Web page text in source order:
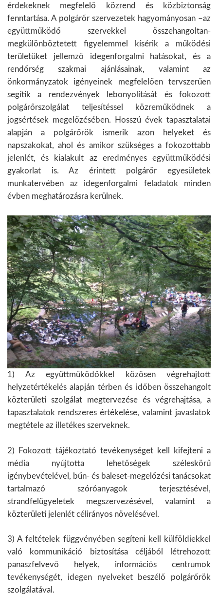
érdekeknek megfelelő közrend és közbiztonság
fenntartása. A polgárőr szervezetek hagyományosan –az
együttműködő szervekkel összehangoltan-
megkülönböztetett figyelemmel kísérik a működési
területüket jellemző idegenforgalmi hatásokat, és a
rendőrség szakmai ajánlásainak, valamint az
önkormányzatok igényeinek megfelelően tervszerűen
segítik a rendezvények lebonyolítását és fokozott
polgárőrszolgálat teljesítéssel közreműködnek a
jogsértések megelőzésében. Hosszú évek tapasztalatai
alapján a polgárőrök ismerik azon helyeket és
napszakokat, ahol és amikor szükséges a fokozottabb
jelenlét, és kialakult az eredményes együttműködési
gyakorlat is. Az érintett polgárőr egyesületek
munkatervében az idegenforgalmi feladatok minden
évben meghatározásra kerülnek.
1) Az együttműködőkkel közösen végrehajtott
helyzetértékelés alapján térben és időben összehangolt
közterületi szolgálat megtervezése és végrehajtása, a
tapasztalatok rendszeres értékelése, valamint javaslatok
megtétele az illetékes szerveknek.
2) Fokozott tájékoztató tevékenységet kell kifejteni a
média nyújtotta lehetőségek széleskörű
igénybevételével, bűn- és baleset-megelőzési tanácsokat
tartalmazó szóróanyagok terjesztésével,
strandfelügyeletek megszervezésével, valamint a
közterületi jelenlét célirányos növelésével.
3) A feltételek függvényében segíteni kell külföldiekkel
való kommunikáció biztosítása céljából létrehozott
panaszfelvevő helyek, információs centrumok
tevékenységét, idegen nyelveket beszélő polgárőrök
szolgálatával.